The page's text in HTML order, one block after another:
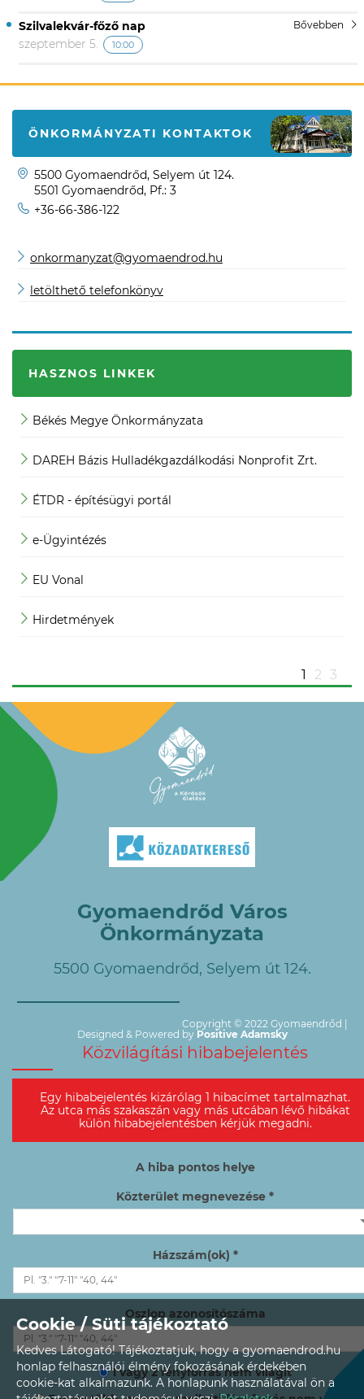
Szilvalekvár-főző nap Bővebben
szeptember 5. 10:00
ÖNKORMÁNYZATI KONTAKTOK
5500 Gyomaendrőd, Selyem út 124.
5501 Gyomaendrőd, Pf.: 3
+36-66-386-122
onkormanyzat@gyomaendrod.hu
letölthető telefonkönyv
HASZNOS LINKEK
Békés Megye Önkormányzata
DAREH Bázis Hulladékgazdálkodási Nonprofit Zrt.
ÉTDR - építésügyi portál
e-Ügyintézés
EU Vonal
Hirdetmények
1 2 3
Gyomaendrőd Város
Önkormányzata
5500 Gyomaendrőd, Selyem út 124.
Copyright © 2022 Gyomaendrőd |
Designed & Powered by Positive Adamsky
Közvilágítási hibabejelentés
Egy hibabejelentés kizárólag 1 hibacímet tartalmazhat.
Az utca más szakaszán vagy más utcában lévő hibákat
külön hibabejelentésben kérjük megadni.
A hiba pontos helye
Közterület megnevezése *
Házszám(ok) *
Oszlop azonosítószáma
1 vagy 2 fényforrás nem világít
Cookie / Süti tájékoztató
Kedves Látogató! Tájékoztatjuk, hogy a gyomaendrod.hu
honlap felhasználói élmény fokozásának érdekében
cookie-kat alkalmazunk. A honlapunk használatával ön a